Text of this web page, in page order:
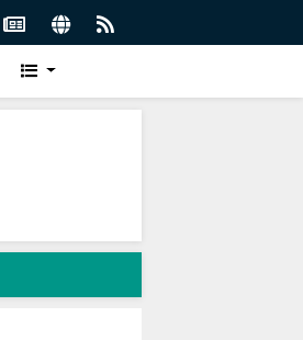
Teklifi Görüşmeleri